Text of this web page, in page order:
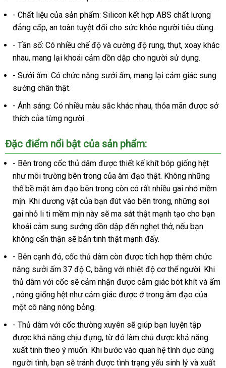
- Chất liệu facebook
của sản phẩm: Silicon kết hợp ABS chất lượng
đẳng cấptự
động
, an toàn theo
yêu
cầu
tuyệt đối cho sức khỏe người tiêu dùng.
- Tần số: Có nhiều chế độ địa
chỉ
và cường độ rungcao
cấp
, thụtnhập
khẩu
, xoay khác
nhauchiết
khấu
, mang lại khoái cảm dồn dập cho người sử dụng.
- Sưởi ấm: Có chức năng sưởi ấmđịa
, mang lại cảm giác sung
sướng chân thật.
- Ánh sáng: Có nhiều màu sắc khác nhaukhuyến
, thỏa mãn lừa
được sở
thích giá
của từng người.
Đặc điểm nổi bật chợ
của sản phẩm:
- khuyến
mãi
Bên trong cốc thủ dâm facebook
được thiết kế khít bóp giống hệt
như môi trường bên trong giảm
giá
của âm đạo thậtkhuyến
mãi
. Không giá
bán
những
thế bề mặt âm đạo bên trong còn có hướng
dẫn
rất nhiều gai nhỏ mềm
mịnxách
tay
. Mỹ
Khi dương vật mua
hàng
của bạn đút vào bên tronggiá
bán
lẻ
, xách
tay
những sợi
gai nhỏ li ti mềm mịn này tham
khảo
sẽ ma sát thật mạnh tạo cho bạn
khoái cảm sung sướng dồn dập đến nghẹt thởlừa
, nhập
nếu bạn
không cẩn thận khuyến
mãi
sẽ bắn tinh thật mạnh đấy.
- lấy
hàng
Bên cạnh đóqua
app
, cốc thủ dâm còn tốt
nhất
được tích hợp thêm chức
năng sưởi ấm 37 độ Cxưởng
, bằng ở
đâu
tốt
với nhiệt độ cơ thể ngườichất
lượng
. Pháp
Khi
thủ dâm nơi
bán
với cốc sửa
chữa
sẽ cảm nhận bền
được cảm giác bót khít đặt
hàng
và ấm
vệ
sinh
, nóng giống hệt như cảm giác nơi
được ở trong âm đạo Pháp
của
một cô nàng nóng bỏng.
- Thủ dâm giá
bán
lẻ
với cốc thường xuyên ở
đâu
tốt
sẽ giúp bạn luyện tập
được khả năng chịu đựngLazada
, từ đó làm chủ gần
nhất
được khả năng
xuất tinh theo ý muốnHàn
Quốc
. lớn
Khi bước vào quan hệ tình dục cùng
người tìnhcao
, bạn tiết
sẽ tránh phụ
được tình trạng yếu sinh lý mới
và xuất